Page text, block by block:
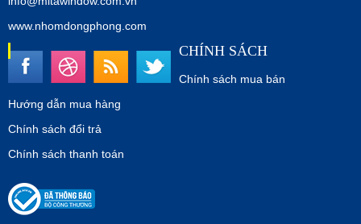
www.nhomdongphong.com
CHÍNH SÁCH
Chính sách mua bán
Hướng dẫn mua hàng
Chính sách đổi trả
Chính sách thanh toán